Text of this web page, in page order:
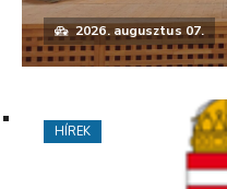
2026. augusztus 07.
HÍREK